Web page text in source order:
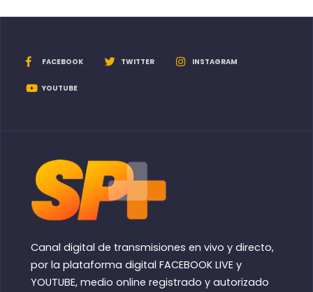
FACEBOOK TWITTER INSTAGRAM
YOUTUBE
Canal digital de transmisiones en vivo y directo,
por la plataforma digital FACEBOOK LIVE y
YOUTUBE, medio online registrado y autorizado